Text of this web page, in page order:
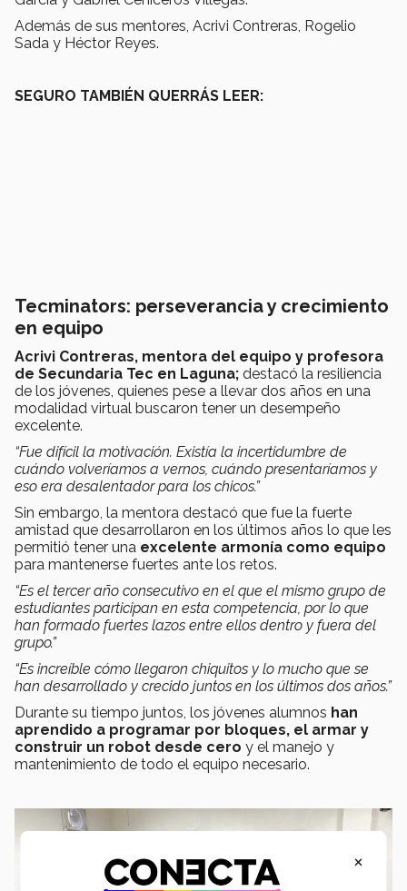
Además de sus mentores, Acrivi Contreras, Rogelio
Sada y Héctor Reyes.
SEGURO TAMBIÉN QUERRÁS LEER:
Tecminators: perseverancia y crecimiento
en equipo
Acrivi Contreras, mentora del equipo y profesora
de Secundaria Tec en Laguna; destacó la resiliencia
de los jóvenes, quienes pese a llevar dos años en una
modalidad virtual buscaron tener un desempeño
excelente.
“Fue difícil la motivación. Existía la incertidumbre de
cuándo volveríamos a vernos, cuándo presentaríamos y
eso era desalentador para los chicos.”
Sin embargo, la mentora destacó que fue la fuerte
amistad que desarrollaron en los últimos años lo que les
permitió tener una excelente armonía como equipo
para mantenerse fuertes ante los retos.
“Es el tercer año consecutivo en el que el mismo grupo de
estudiantes participan en esta competencia, por lo que
han formado fuertes lazos entre ellos dentro y fuera del
grupo.”
“Es increíble cómo llegaron chiquitos y lo mucho que se
han desarrollado y crecido juntos en los últimos dos años.”
Durante su tiempo juntos, los jóvenes alumnos han
aprendido a programar por bloques, el armar y
construir un robot desde cero y el manejo y
mantenimiento de todo el equipo necesario.
×